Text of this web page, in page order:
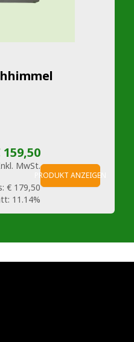
159,50
MwSt.
€ 179,50
11.14%
PRODUKT ANZEIGEN